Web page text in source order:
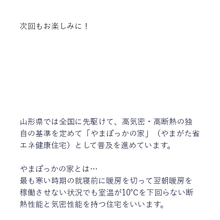
次回もお楽しみに！
山形県では全国に先駆けて、高気密・高断熱の独
自の基準を定めて「やまぽっかの家」（やまがた省
エネ健康住宅）として普及を進めています。
やまぽっかの家とは…
最も寒い時期の就寝前に暖房を切って翌朝暖房を
稼働させない状況でも室温が10℃を下回らない断
熱性能と気密性能を持つ住宅をいいます。